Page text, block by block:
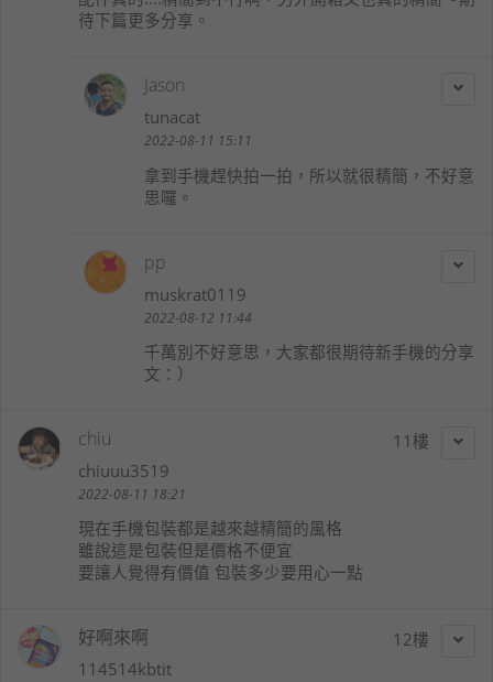
待下篇更多分享。
Jason
tunacat
2022-08-11 15:11
拿到手機趕快拍一拍，所以就很精簡，不好意
思囉。
pp
muskrat0119
2022-08-12 11:44
千萬別不好意思，大家都很期待新手機的分享
文：）
11
chiu
chiuuu3519
2022-08-11 18:21
現在手機包裝都是越來越精簡的風格
雖說這是包裝但是價格不便宜
要讓人覺得有價值 包裝多少要用心一點
12
好啊來啊
114514kbtit